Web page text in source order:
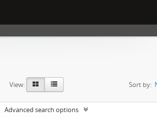
View: Sort by:
Advanced search options